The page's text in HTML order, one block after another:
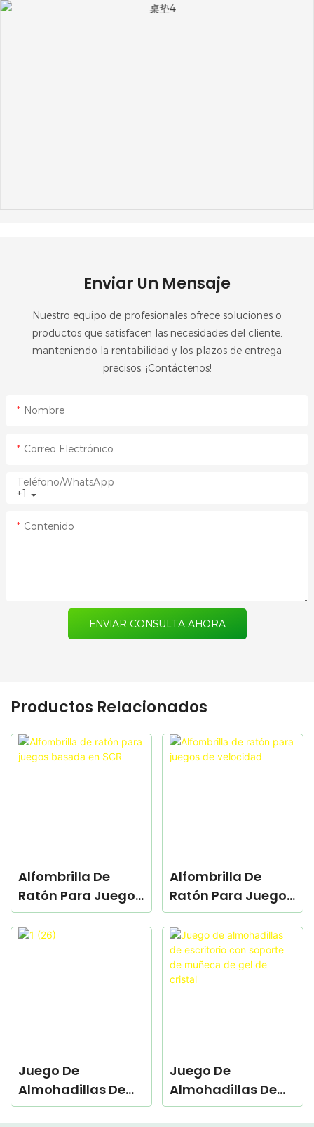
Enviar Un Mensaje
Nuestro equipo de profesionales ofrece soluciones o
productos que satisfacen las necesidades del cliente,
manteniendo la rentabilidad y los plazos de entrega
precisos. ¡Contáctenos!
Nombre
Correo Electrónico
+1
Teléfono/WhatsApp
Contenido
ENVIAR CONSULTA AHORA
Productos Relacionados
Alfombrilla De
Ratón Para Juegos
Basada En SCR
Alfombrilla De
Ratón Para Juegos
De Velocidad
Juego De
Almohadillas De
Espuma
Juego De
Almohadillas De
Escritorio Con